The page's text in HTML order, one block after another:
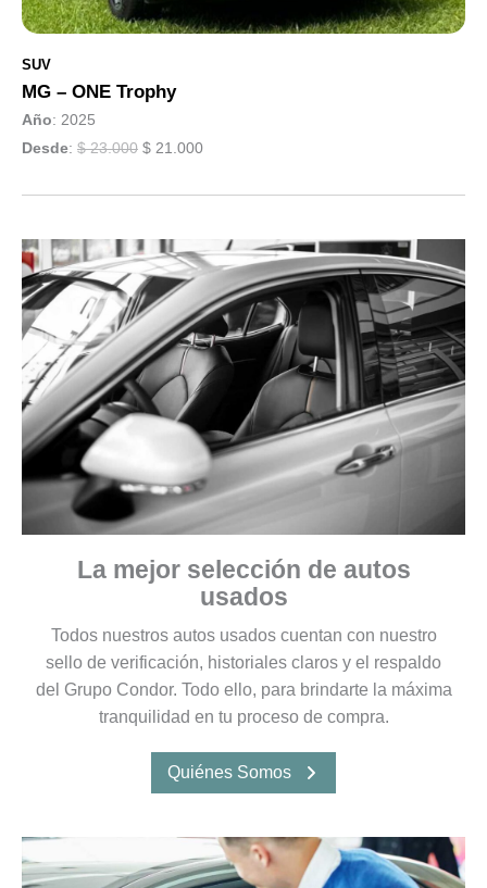
SUV
MG – ONE Trophy
Año: 2025
Desde: $ 23.000 $ 21.000
La mejor selección de autos
usados
Todos nuestros autos usados cuentan con nuestro
sello de verificación, historiales claros y el respaldo
del Grupo Condor. Todo ello, para brindarte la máxima
tranquilidad en tu proceso de compra.
Quiénes Somos